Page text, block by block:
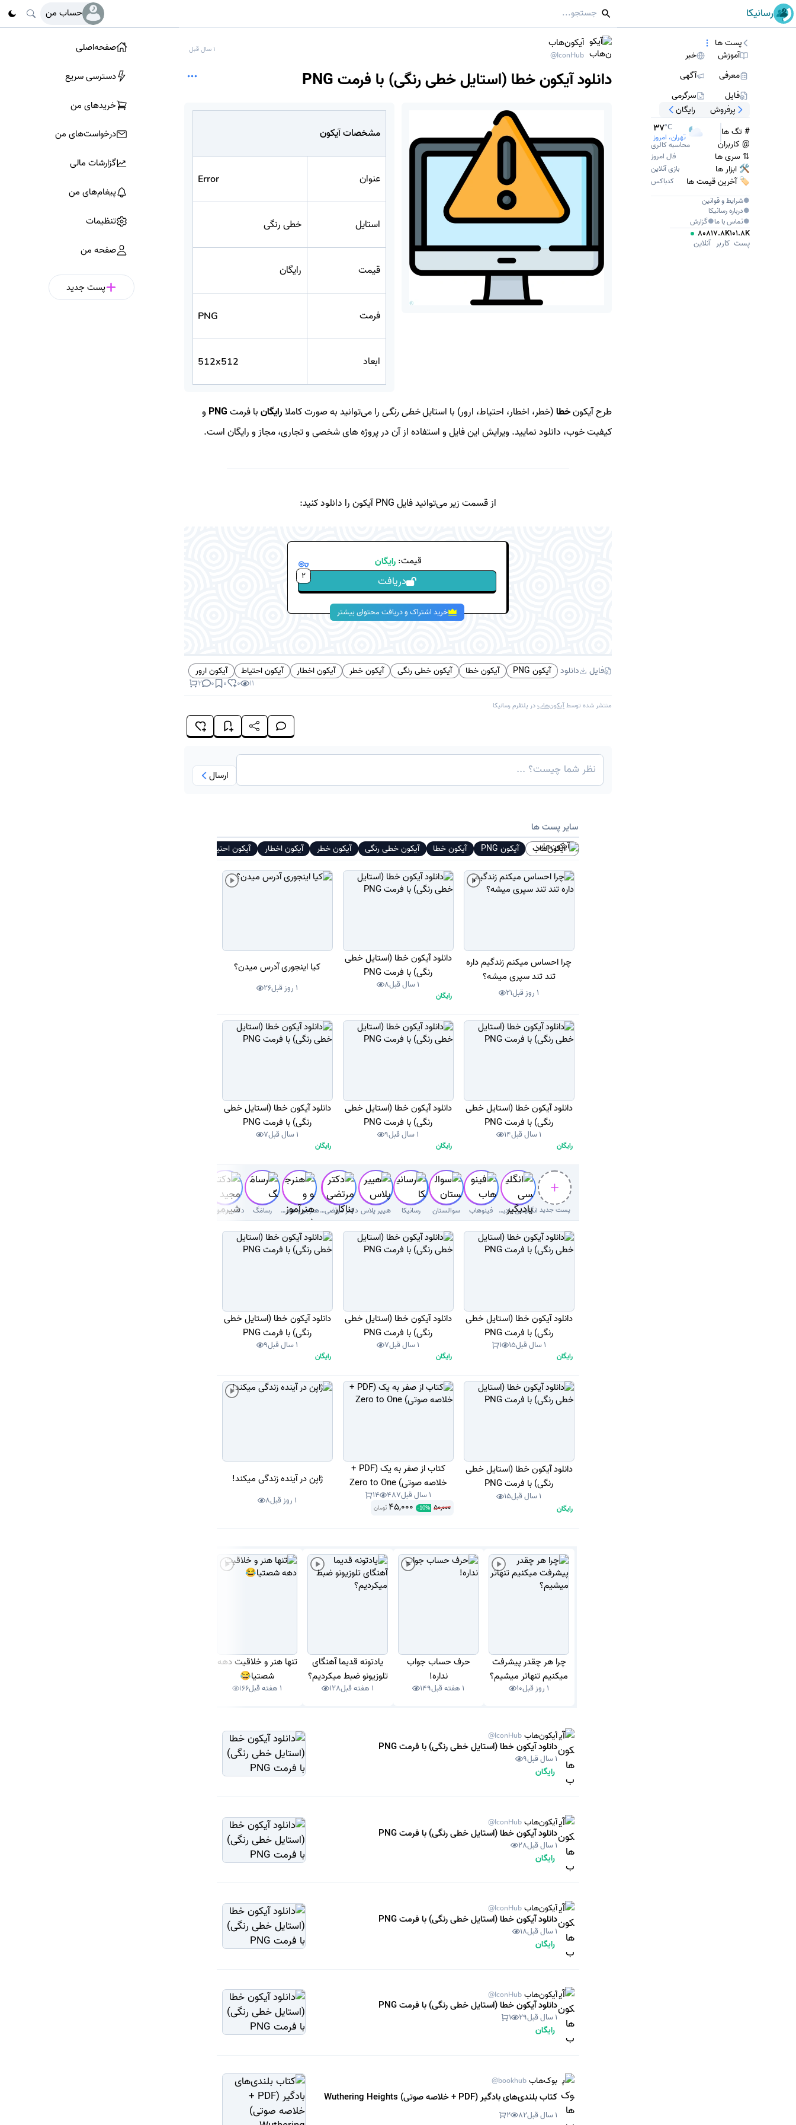
رسانیکا حساب من
آیکون‌هاب
@IconHub
1 سال قبل
دانلود آیکون خطا (استایل خطی رنگی) با فرمت PNG
مشخصات آیکون
عنوان Error
استایل خطی رنگی
قیمت رایگان
فرمت PNG
ابعاد 512x512
طرح آیکونخطا(خطر، اخطار، احتیاط، ارور) با استایلخطی رنگیرا می‌توانید به صورت کاملا رایگانبا فرمتPNG و
کیفیت خوب، دانلود نمایید. ویرایش این فایل و استفاده از آن در پروژه های شخصی و تجاری، مجاز و رایگان است.
از قسمت زیر می‌توانید فایل PNG آیکون را دانلود کنید:
قیمت: رایگان
دریافت 2
خرید اشتراک و دریافت محتوای بیشتر
فایل دانلود آیکون PNG آیکون خطا آیکون خطی رنگی آیکون خطر آیکون اخطار آیکون احتیاط آیکون ارور
11
0
0
0
2
منتشر شده توسطآیکون‌هابدر پلتفرمرسانیکا
ارسال
سایر پست ها
آیکون‌هاب
آیکون PNG آیکون خطا آیکون خطی رنگی آیکون خطر آیکون اخطار آیکون احتیاط
چرا احساس میکنم زندگیم داره
تند تند سپری میشه؟
1 روز قبل 21
دانلود آیکون خطا (استایل خطی
رنگی) با فرمت PNG
1 سال قبل 8
رایگان
کیا اینجوری آدرس میدن؟
1 روز قبل 26
دانلود آیکون خطا (استایل خطی
رنگی) با فرمت PNG
1 سال قبل 14
رایگان
دانلود آیکون خطا (استایل خطی
رنگی) با فرمت PNG
1 سال قبل 9
رایگان
دانلود آیکون خطا (استایل خطی
رنگی) با فرمت PNG
1 سال قبل 7
رایگان
پست جدید انگلیسی یادبگیر فینوهاب سوالستان رسانیکا هییر پلاس دکتر مرتضی بناکار هنرجو و هنرآموز( سوال با جواب) رسامَگ
دانلود آیکون خطا (استایل خطی
رنگی) با فرمت PNG
1 سال قبل 15
1
رایگان
دانلود آیکون خطا (استایل خطی
رنگی) با فرمت PNG
1 سال قبل 7
رایگان
دانلود آیکون خطا (استایل خطی
رنگی) با فرمت PNG
1 سال قبل 9
رایگان
دانلود آیکون خطا (استایل خطی
رنگی) با فرمت PNG
1 سال قبل 15
رایگان
کتاب از صفر به یک (PDF +
خلاصه صوتی) Zero to One
1 سال قبل 487
14
50,000
-10%
45,000 تومان
ژاپن در آینده زندگی میکند!
1 روز قبل 8
چرا هر چقدر پیشرفت
میکنیم تنهاتر میشیم؟
1 روز قبل 10
حرف حساب جواب
نداره!
1 هفته قبل 149
یادتونه قدیما آهنگای
تلوزیونو ضبط میکردیم؟
1 هفته قبل 128
تنها هنر و خلاقیت دهه
شصتیا😂
1 هفته قبل 166
آیکون‌هاب @IconHub
دانلود آیکون خطا (استایل خطی رنگی) با فرمت PNG
1 سال قبل 9
رایگان
آیکون‌هاب @IconHub
دانلود آیکون خطا (استایل خطی رنگی) با فرمت PNG
1 سال قبل 28
رایگان
آیکون‌هاب @IconHub
دانلود آیکون خطا (استایل خطی رنگی) با فرمت PNG
1 سال قبل 18
رایگان
آیکون‌هاب @IconHub
دانلود آیکون خطا (استایل خطی رنگی) با فرمت PNG
1 سال قبل 29
1
رایگان
بوک‌هاب @bookhub
کتاب بلندی‌های بادگیر (PDF + خلاصه صوتی) Wuthering Heights
1 سال قبل 82
2
صفحه‌اصلی
دسترسی سریع
پست جدید
خرید‌های من
درخواست‌های من
گزارشات مالی
پیغام‌های من
تنظیمات
صفحه من
پست ها
آموزش
خبر
معرفی
آگهی
فایل
سرگرمی
پرفروش رایگان
# تگ ها 37°C
تهران، امروز @ کاربران محاسبه کالری
⇅ سری ها فال امروز
🛠 ابزار ها بازی آنلاین
🏷️ آخرین قیمت ها
کدباکس
●شرایط و قوانین
●دربارهرسانیکا
●تماس با ما●گزارش
101.8K
پست
17.8K
کاربر
808
آنلاین